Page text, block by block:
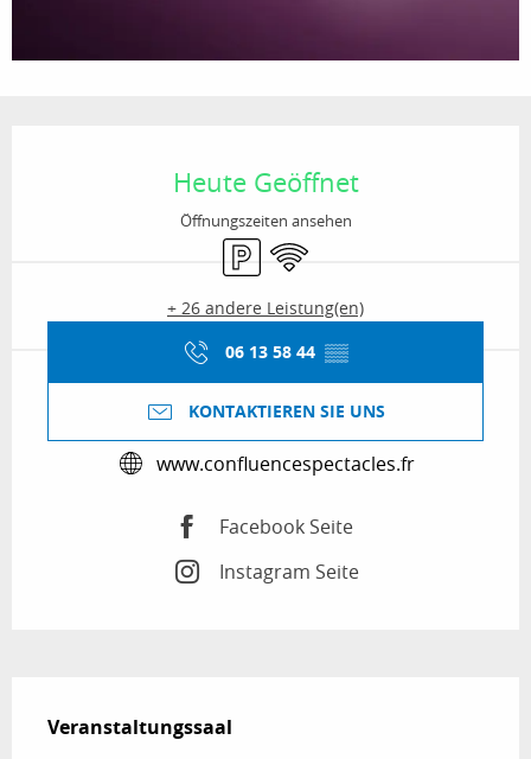
Heute Geöffnet
Öffnungszeiten ansehen
Parkplatz
Wi-Fi
+ 26 andere Leistung(en)
06 13 58 44 ▒▒
KONTAKTIEREN SIE UNS
www.confluencespectacles.fr
Facebook Seite
Instagram Seite
Veranstaltungssaal